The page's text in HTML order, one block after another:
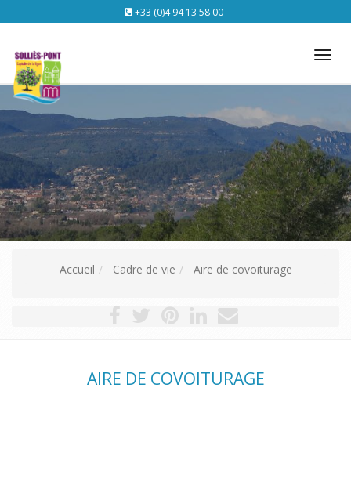
+33 (0)4 94 13 58 00
Accueil Cadre de vie Aire de covoiturage
AIRE DE COVOITURAGE